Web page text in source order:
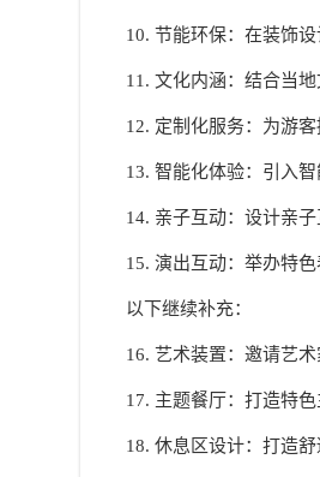
10. 节能环保：在装饰
11. 文化内涵：结合当
12. 定制化服务：为游
13. 智能化体验：引入
14. 亲子互动：设计亲
15. 演出互动：举办特
以下继续补充：
16. 艺术装置：邀请艺
17. 主题餐厅：打造特
18. 休息区设计：打造